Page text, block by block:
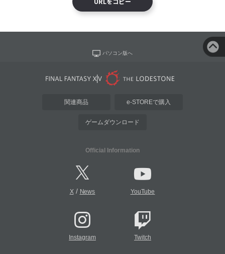
パソコン版へ
関連商品 e-STOREで購入
ゲームダウンロード
Official Information
X/ News YouTube
Instagram Twitch